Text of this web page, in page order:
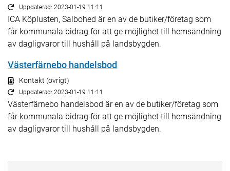
Uppdaterad: 2023-01-19 11:11
ICA Köplusten, Salbohed är en av de butiker/företag som
får kommunala bidrag för att ge möjlighet till hemsändning
av dagligvaror till hushåll på landsbygden.
Västerfärnebo handelsbod
Kontakt (övrigt)
Uppdaterad: 2023-01-19 11:11
Västerfärnebo handelsbod är en av de butiker/företag som
får kommunala bidrag för att ge möjlighet till hemsändning
av dagligvaror till hushåll på landsbygden.